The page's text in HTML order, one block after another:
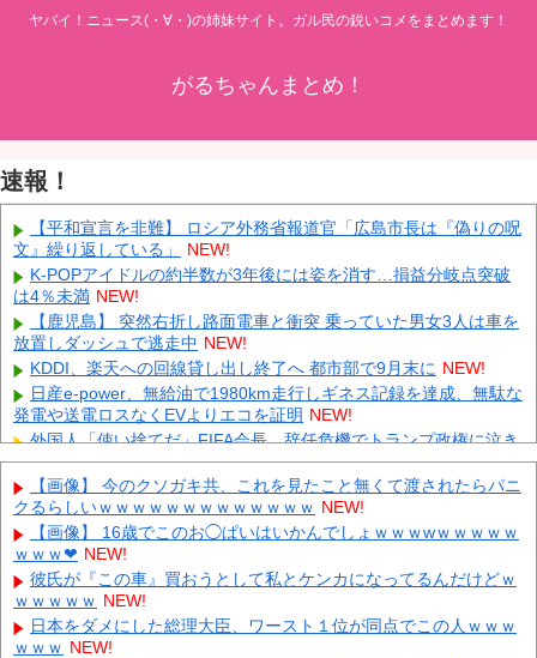
ヤバイ！ニュース(・∀・)の姉妹サイト。ガル民の鋭いコメをまとめます！
がるちゃんまとめ！
速報！
【平和宣言を非難】 ロシア外務省報道官「広島市長は『偽りの呪
文』繰り返している」
NEW!
K-POPアイドルの約半数が3年後には姿を消す…損益分岐点突破
は4％未満 NEW!
【鹿児島】 突然右折し路面電車と衝突 乗っていた男女3人は車を
放置しダッシュで逃走中 NEW!
KDDI、楽天への回線貸し出し終了へ 都市部で9月末に NEW!
日産e-power、無給油で1980km走行しギネス記録を達成、無駄な
発電や送電ロスなくEVよりエコを証明 NEW!
外国人「使い捨てだ」FIFA会長、辞任危機でトランプ政権に泣き
付くも無視されて海外失笑！【海外の反応】 NEW!
大野智、ワイルドなヒゲ姿で加藤シゲアキのインスタに降臨！本
人以外のSNSでは初？【画像】 NEW!
日本代表DF冨安健洋の英プレミア・クリスタルパレス加入が正式
決定 鎌田大地とチームメイトに
元F1王者ハッキネン、フェルスタペンのマクラーレン加入の噂に
「なぜ調和がある現体制を崩す必要がある？」
【画像】 はいだしょうこ（47）「こんなオバサンでいいの…？」
NEW!
【画像】 今のクソガキ共、これを見たこと無くて渡されたらパニ
クるらしいｗｗｗｗｗｗｗｗｗｗｗｗｗ NEW!
【画像】 16歳でこのお◯ぱいはいかんでしょｗｗｗwｗｗｗｗｗ
ｗｗｗ❤ NEW!
彼氏が『この車』買おうとして私とケンカになってるんだけどｗ
ｗｗｗｗｗ NEW!
日本をダメにした総理大臣、ワースト１位が同点でこの人ｗｗｗ
ｗｗｗ NEW!